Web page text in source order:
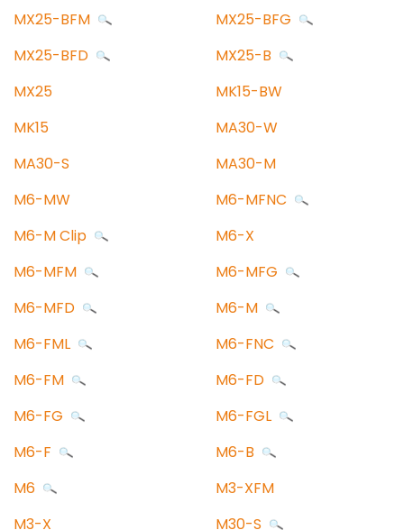
MX25-BFM
MX25-BFG
MX25-BFD
MX25-B
MX25
MK15-BW
MK15
MA30-W
MA30-S
MA30-M
M6-MW
M6-MFNC
M6-M Clip
M6-X
M6-MFM
M6-MFG
M6-MFD
M6-M
M6-FML
M6-FNC
M6-FM
M6-FD
M6-FG
M6-FGL
M6-F
M6-B
M6
M3-XFM
M3-X
M30-S